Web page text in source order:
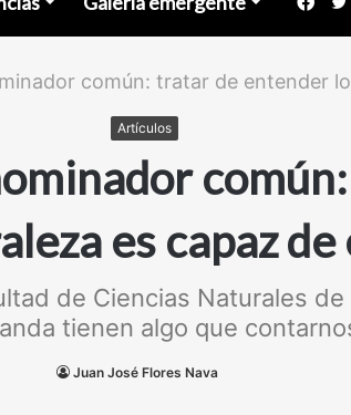
común: tratar de entender
Artículos
es capaz
de Ciencias Naturales de
tienen algo que
Juan José Flores Nava